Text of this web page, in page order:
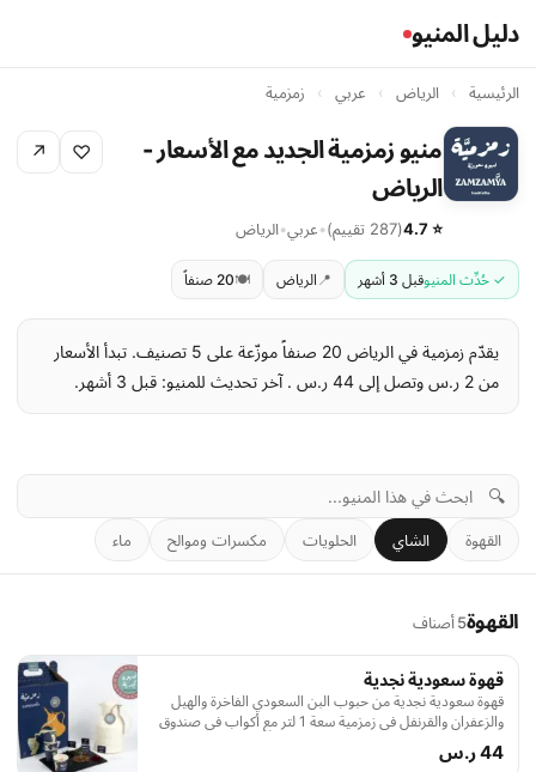
دليل المنيو
الرئيسية › الرياض › عربي › زمزمية
منيو زمزمية الجديد مع الأسعار -
الرياض
⭐ 4.7 (287 تقييم) •عربي•الرياض
♡
↗
✓ حُدِّث المنيوقبل 3 أشهر 📍 الرياض 🍽️20 صنفاً
يقدّم زمزمية في الرياض 20 صنفاً موزّعة على 5 تصنيف. تبدأ الأسعار
من 2 ر.س وتصل إلى 44 ر.س . آخر تحديث للمنيو: قبل 3 أشهر.
🔍
القهوة الشاي الحلويات مكسرات وموالح ماء
القهوة5 أصناف
قهوة سعودية نجدية
قهوة سعودية نجدية من حبوب البن السعودي الفاخرة والهيل
والزعفران والقرنفل في زمزمية سعة 1 لتر مع أكواب في صندوق
سهل الحمل يخدم 6 أشخاص أو ضيوف
44 ر.س